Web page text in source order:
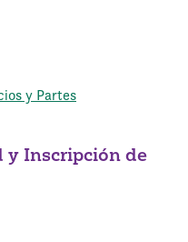
y Partes
y Inscripción de